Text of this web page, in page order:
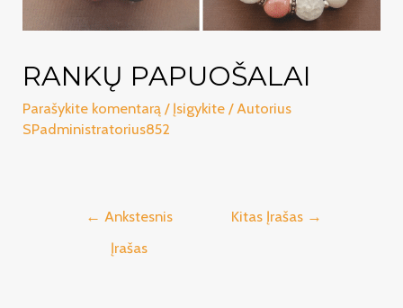
RANKŲ PAPUOŠALAI
Parašykite komentarą / Įsigykite / Autorius
SPadministratorius852
Navigacija
← Ankstesnis
Įrašas
Kitas Įrašas →